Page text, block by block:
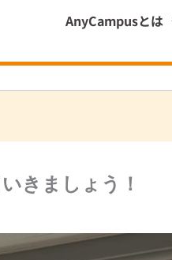
AnyCampusとは
きましょう！